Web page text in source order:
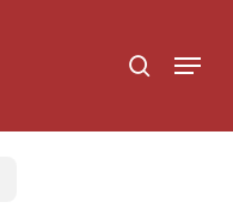
search
Menu